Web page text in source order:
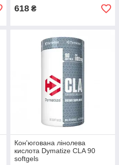
618 ₴
Кон'югована лінолева
кислота Dymatize CLA 90
softgels